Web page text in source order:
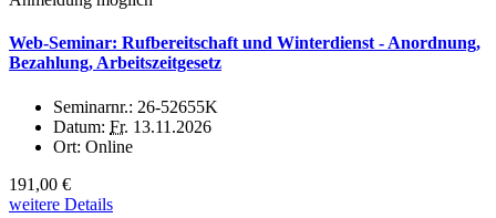
Web-Seminar: Rufbereitschaft und Winterdienst - Anordnung,
Bezahlung, Arbeitszeitgesetz
Seminarnr.: 26-52655K
Datum: Fr. 13.11.2026
Ort: Online
191,00 €
weitere Details